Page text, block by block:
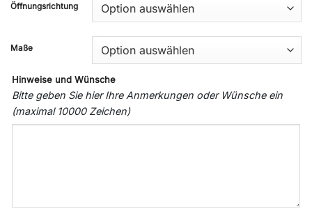
Öffnungsrichtung
Maße
Hinweise und Wünsche
Bitte geben Sie hier Ihre Anmerkungen oder Wünsche ein
(maximal 10000 Zeichen)